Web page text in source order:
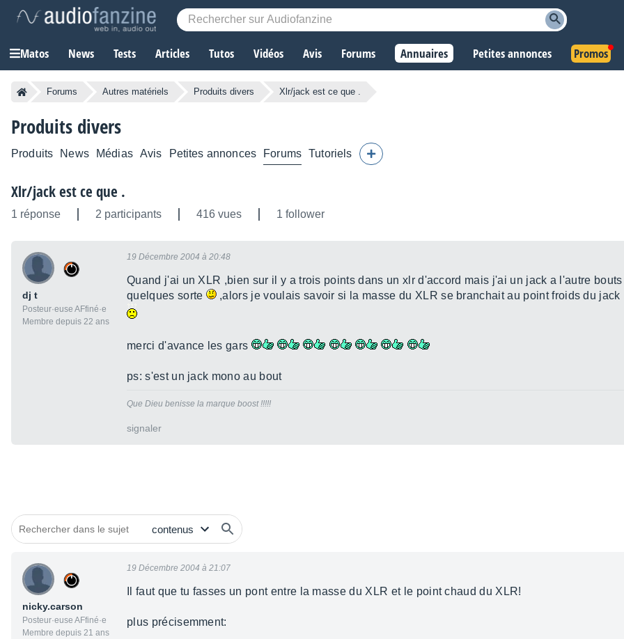
Matos News Tests Articles Tutos Vidéos Avis Forums Annuaires Petites annonces Promos
Forums Autres matériels Produits divers Xlr/jack est ce que .
Produits divers
Produits News Médias Avis Petites annonces Forums Tutoriels
Xlr/jack est ce que .
1 réponse 2 participants 416 vues 1 follower
dj t
Posteur·euse AFfiné·e
Membre depuis 22 ans
19 Décembre 2004 à 20:48
Quand j'ai un XLR ,bien sur il y a trois points dans un xlr d'accord mais j'ai un jack a l'autre
quelques sorte
,alors je voulais savoir si la masse du XLR se branchait au point froids du jack
merci d'avance les gars
ps: s'est un jack mono au bout
Que Dieu benisse la marque boost !!!!!
signaler
nicky.carson
Posteur·euse AFfiné·e
Membre depuis 21 ans
19 Décembre 2004 à 21:07
Il faut que tu fasses un pont entre la masse du XLR et le point chaud du XLR!
plus précisemment: